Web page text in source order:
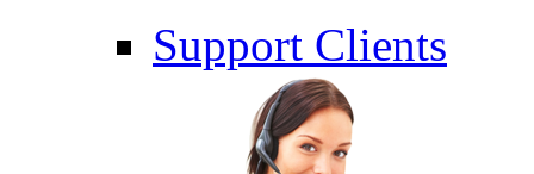
Support Clients